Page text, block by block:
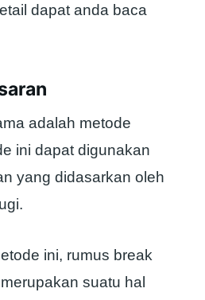
dapat anda baca
adalah metode
ini dapat digunakan
yang didasarkan oleh
ini, rumus break
suatu hal